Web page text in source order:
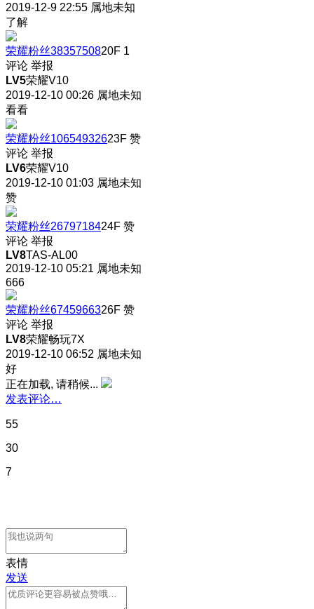
2019-12-9 22:55 属地未知
了解
荣耀粉丝3835750820F 1
评论 举报
LV5荣耀V10
2019-12-10 00:26 属地未知
看看
荣耀粉丝10654932623F 赞
评论 举报
LV6荣耀V10
2019-12-10 01:03 属地未知
赞
荣耀粉丝2679718424F 赞
评论 举报
LV8TAS-AL00
2019-12-10 05:21 属地未知
666
荣耀粉丝6745966326F 赞
评论 举报
LV8荣耀畅玩7X
2019-12-10 06:52 属地未知
好
正在加载, 请稍候...
发表评论…
55
30
7
表情
发送